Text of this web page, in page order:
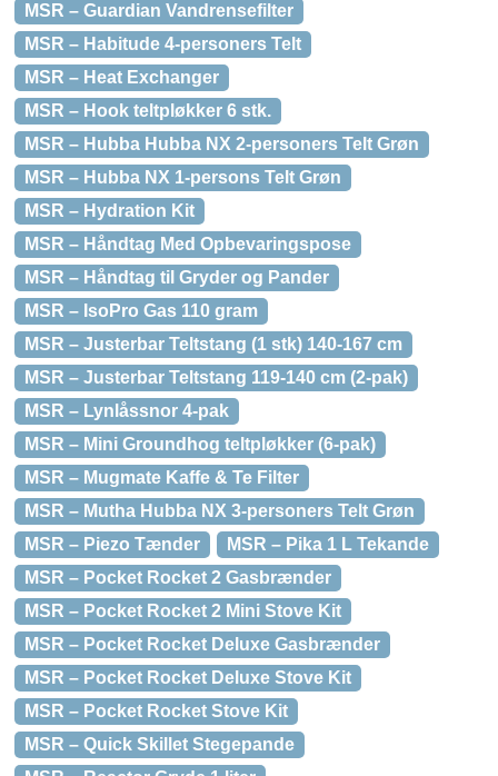
MSR – Guardian Vandrensefilter
MSR – Habitude 4-personers Telt
MSR – Heat Exchanger
MSR – Hook teltpløkker 6 stk.
MSR – Hubba Hubba NX 2-personers Telt Grøn
MSR – Hubba NX 1-persons Telt Grøn
MSR – Hydration Kit
MSR – Håndtag Med Opbevaringspose
MSR – Håndtag til Gryder og Pander
MSR – IsoPro Gas 110 gram
MSR – Justerbar Teltstang (1 stk) 140-167 cm
MSR – Justerbar Teltstang 119-140 cm (2-pak)
MSR – Lynlåssnor 4-pak
MSR – Mini Groundhog teltpløkker (6-pak)
MSR – Mugmate Kaffe & Te Filter
MSR – Mutha Hubba NX 3-personers Telt Grøn
MSR – Piezo Tænder
MSR – Pika 1 L Tekande
MSR – Pocket Rocket 2 Gasbrænder
MSR – Pocket Rocket 2 Mini Stove Kit
MSR – Pocket Rocket Deluxe Gasbrænder
MSR – Pocket Rocket Deluxe Stove Kit
MSR – Pocket Rocket Stove Kit
MSR – Quick Skillet Stegepande